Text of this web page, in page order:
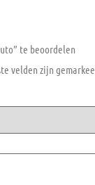
te beoordelen
velden zijn